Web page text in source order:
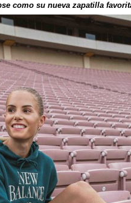
como su nueva zapatilla